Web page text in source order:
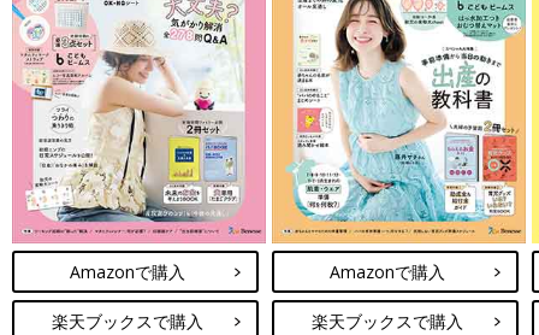
Amazonで購入
楽天ブックスで購入
Amazonで購入
楽天ブックスで購入